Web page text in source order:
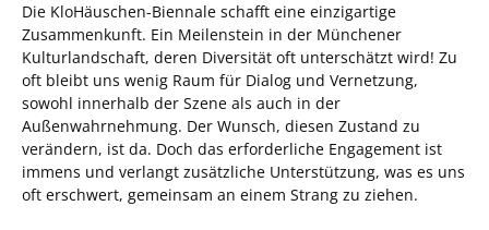
Die KloHäuschen-Biennale schafft eine einzigartige
Zusammenkunft. Ein Meilenstein in der Münchener
Kulturlandschaft, deren Diversität oft unterschätzt wird! Zu
oft bleibt uns wenig Raum für Dialog und Vernetzung,
sowohl innerhalb der Szene als auch in der
Außenwahrnehmung. Der Wunsch, diesen Zustand zu
verändern, ist da. Doch das erforderliche Engagement ist
immens und verlangt zusätzliche Unterstützung, was es uns
oft erschwert, gemeinsam an einem Strang zu ziehen.